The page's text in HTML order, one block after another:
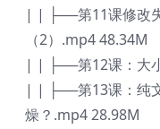
| | ├──第11课修改
（2）.mp4 48.34M
| | ├──第12课：大
| | ├──第13课：纯
燥？.mp4 28.98M